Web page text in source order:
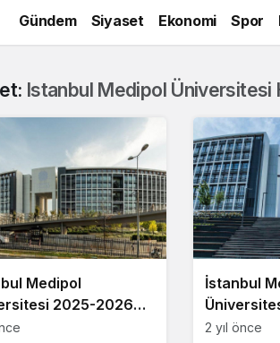
Gündem Siyaset Ekonomi Spor
Istanbul Medipol Üniversitesi
Medipol
2025-2026
İstanbul
ücretleri
2 yıl önce